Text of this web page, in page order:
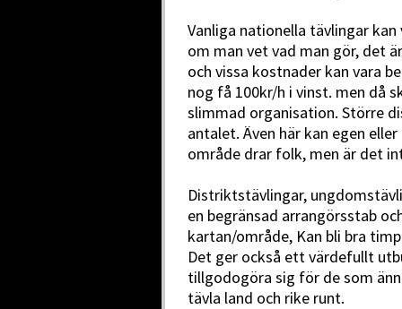
Vanliga nationella tävlingar
om man vet vad man gör, det
och vissa kostnader kan vara
nog få 100kr/h i vinst. men då
slimmad organisation. Större
antalet. Även här kan egen
område drar folk, men är det
Distriktstävlingar,
en begränsad arrangörsstab
kartan/område, Kan bli bra
Det ger också ett värdefullt
tillgodogöra sig för de som
tävla land och rike runt.